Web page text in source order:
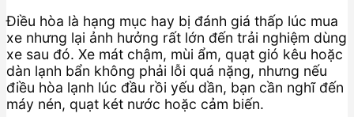
Điều hòa là hạng mục hay bị đánh giá thấp lúc mua
xe nhưng lại ảnh hưởng rất lớn đến trải nghiệm dùng
xe sau đó. Xe mát chậm, mùi ẩm, quạt gió kêu hoặc
dàn lạnh bẩn không phải lỗi quá nặng, nhưng nếu
điều hòa lạnh lúc đầu rồi yếu dần, bạn cần nghĩ đến
máy nén, quạt két nước hoặc cảm biến.